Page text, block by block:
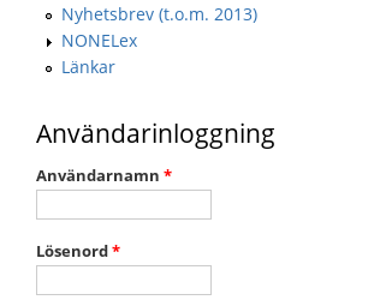
Nyhetsbrev (t.o.m. 2013)
NONELex
Länkar
Användarinloggning
Användarnamn *
Lösenord*